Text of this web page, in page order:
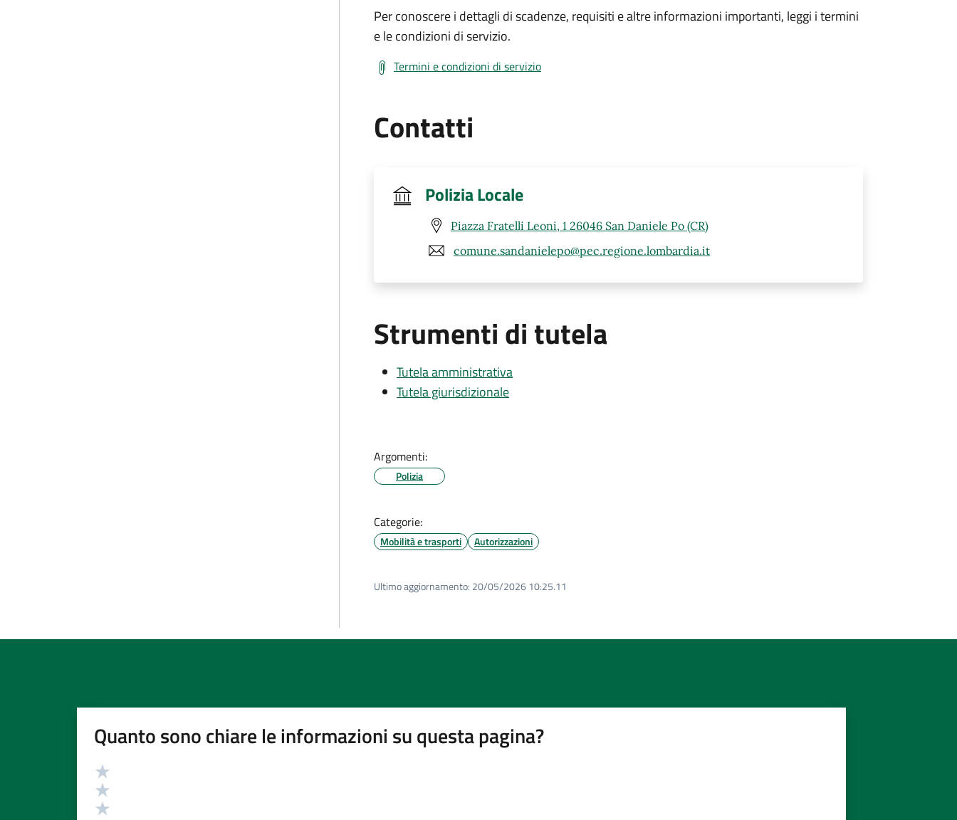
Per conoscere i dettagli di scadenze, requisiti e altre informazioni importanti, leggi i termini
e le condizioni di servizio.
Termini e condizioni di servizio
Contatti
Polizia Locale
Piazza Fratelli Leoni, 1 26046 San Daniele Po (CR)
comune.sandanielepo@pec.regione.lombardia.it
Strumenti di tutela
Tutela amministrativa
Tutela giurisdizionale
Argomenti:
Polizia
Categorie:
Mobilità e trasporti Autorizzazioni
Ultimo aggiornamento: 20/05/2026 10:25.11
Quanto sono chiare le informazioni su questa pagina?
Valutazione